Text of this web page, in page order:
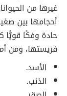
غيرها من
أحجامها بين
حادة وفكًا قويًّا
فريستها، ومن
الأسد.
الذئب.